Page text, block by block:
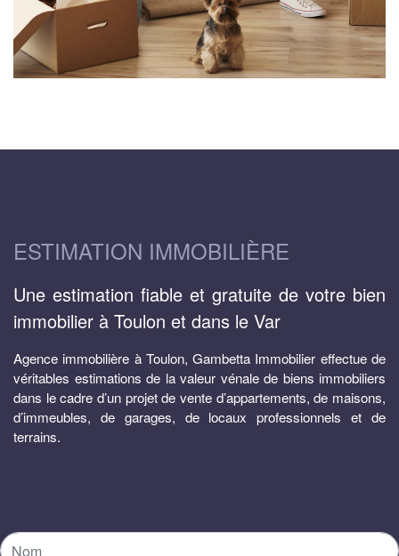
ESTIMATION IMMOBILIÈRE
Une estimation fiable et gratuite de votre bien
immobilier à Toulon et dans le Var
Agence immobilière à Toulon, Gambetta Immobilier effectue de
véritables estimations de la valeur vénale de biens immobiliers
dans le cadre d’un projet de vente d’appartements, de maisons,
d’immeubles, de garages, de locaux professionnels et de
terrains.